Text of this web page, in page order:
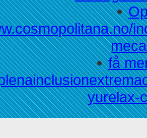
få
yurelax-